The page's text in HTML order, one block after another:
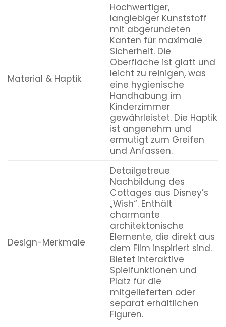
Material & Haptik
Hochwertiger,
langlebiger Kunststoff
mit abgerundeten
Kanten für maximale
Sicherheit. Die
Oberfläche ist glatt und
leicht zu reinigen, was
eine hygienische
Handhabung im
Kinderzimmer
gewährleistet. Die Haptik
ist angenehm und
ermutigt zum Greifen
und Anfassen.
Design-Merkmale
Detailgetreue
Nachbildung des
Cottages aus Disney’s
„Wish“. Enthält
charmante
architektonische
Elemente, die direkt aus
dem Film inspiriert sind.
Bietet interaktive
Spielfunktionen und
Platz für die
mitgelieferten oder
separat erhältlichen
Figuren.